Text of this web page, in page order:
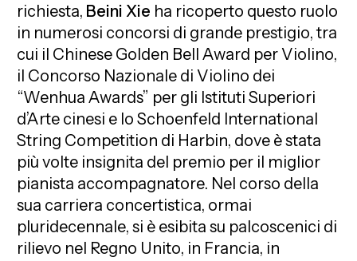
richiesta, Beini Xie ha ricoperto questo ruolo
in numerosi concorsi di grande prestigio, tra
cui il Chinese Golden Bell Award per Violino,
il Concorso Nazionale di Violino dei
“Wenhua Awards” per gli Istituti Superiori
d’Arte cinesi e lo Schoenfeld International
String Competition di Harbin, dove è stata
più volte insignita del premio per il miglior
pianista accompagnatore. Nel corso della
sua carriera concertistica, ormai
pluridecennale, si è esibita su palcoscenici di
rilievo nel Regno Unito, in Francia, in